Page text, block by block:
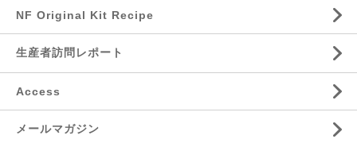
NF Original Kit Recipe
生産者訪問レポート
Access
メールマガジン